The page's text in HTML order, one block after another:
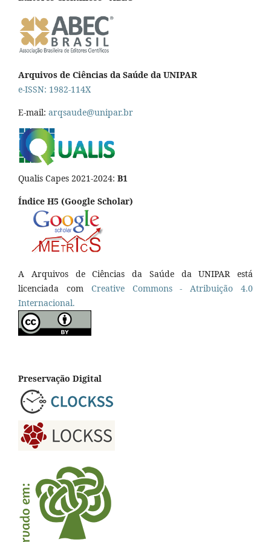
Arquivos de Ciências da Saúde da UNIPAR
e-ISSN: 1982-114X
E-mail: arqsaude@unipar.br
Qualis Capes 2021-2024: B1
Índice H5 (Google Scholar)
A Arquivos de Ciências da Saúde da UNIPAR está
licenciada com Creative Commons - Atribuição 4.0
Internacional.
Preservação Digital